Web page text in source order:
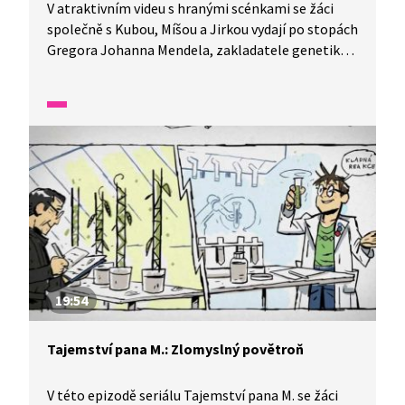
V atraktivním videu s hranými scénkami se žáci
společně s Kubou, Míšou a Jirkou vydají po stopách
Gregora Johanna Mendela, zakladatele genetiky.
ocitnou v moderní laboratoři, kde si vyzkoušejí
zajímavý pokus a pochopí, že genetika pomáhá
lidem lépe porozumět světu rostlin, zvířat i lidí.
Navštíví také Mendelovu zahradu a dozvědí se,
proč je jeho objev tak důležitý dodnes. Video
propojuje historii, vědu i dobrodružství a vede žáky
k objevování, jak se vědecké poznání vyvíjí a jak
na sebe generace vědců navazují.
19:54
Tajemství pana M.: Zlomyslný povětroň
V této epizodě seriálu Tajemství pana M. se žáci